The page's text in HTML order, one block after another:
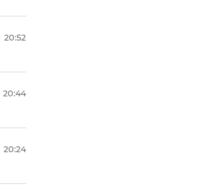
20:52
20:44
20:24